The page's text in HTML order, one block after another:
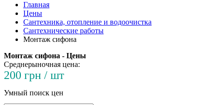
Главная
Цены
Сантехника, отопление и водоочистка
Сантехнические работы
Монтаж сифона
Монтаж сифона - Цены
Среднерыночная цена:
200 грн / шт
Умный поиск цен